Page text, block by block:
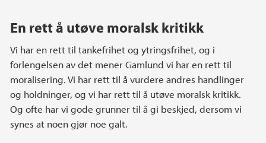
En rett å utøve moralsk kritikk
Vi har en rett til tankefrihet og ytringsfrihet, og i
forlengelsen av det mener Gamlund vi har en rett til
moralisering. Vi har rett til å vurdere andres handlinger
og holdninger, og vi har rett til å utøve moralsk kritikk.
Og ofte har vi gode grunner til å gi beskjed, dersom vi
synes at noen gjør noe galt.